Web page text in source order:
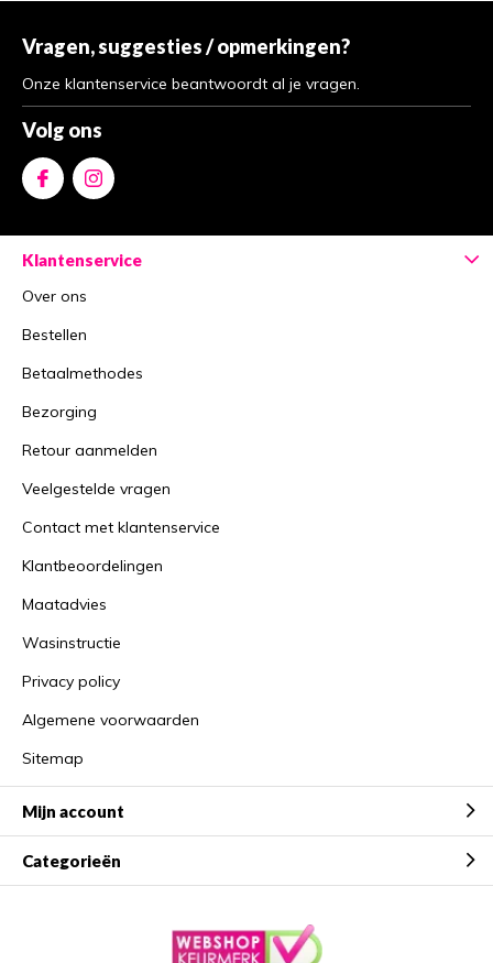
Vragen, suggesties / opmerkingen?
Onze klantenservice beantwoordt al je vragen.
Volg ons
Klantenservice
Over ons
Bestellen
Betaalmethodes
Bezorging
Retour aanmelden
Veelgestelde vragen
Contact met klantenservice
Klantbeoordelingen
Maatadvies
Wasinstructie
Privacy policy
Algemene voorwaarden
Sitemap
Mijn account
Categorieën